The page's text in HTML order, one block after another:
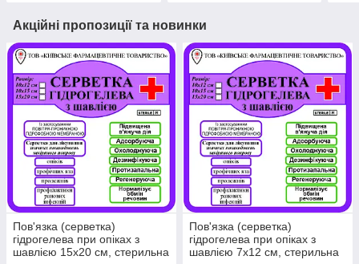
Акційні пропозиції та новинки
Пов'язка (серветка)
гідрогелева при опіках з
шавлією 15х20 см, стерильна
Пов'язка (серветка)
гідрогелева при опіках з
шавлією 7х12 см, стерильна